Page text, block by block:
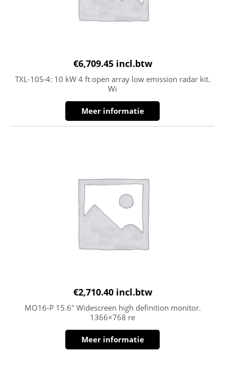
€6,709.45 incl.btw
TXL-10S-4: 10 kW 4 ft open array low emission radar kit.
Wi
Meer informatie
€2,710.40 incl.btw
MO16-P 15.6″ Widescreen high definition monitor.
1366×768 re
Meer informatie